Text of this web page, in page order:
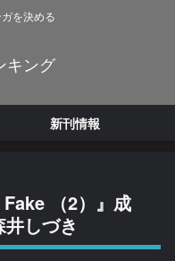
を決める
キング
新刊情報
（2）』成
しづき